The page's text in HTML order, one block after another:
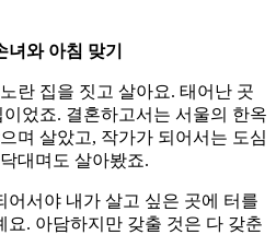
와 아침 맞기
란 집을 짓고 살아요. 태어난 곳
었죠. 결혼하고서는 서울의 한옥
며 살았고, 작가가 되어서는 도심
대며도 살아봤죠.
어서야 내가 살고 싶은 곳에 터를
요. 아담하지만 갖출 것은 다 갖춘